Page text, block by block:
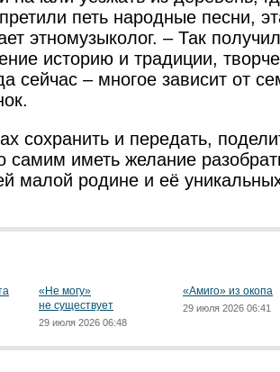
петь народные песни,
этномузыколог. – Так
историю и традиции,
сейчас – многое зависит от
сохранить и передать,
самим иметь желание
малой родине и её
«Не могу»
не существует
29 июля 2026 06:48
«Амиго» из окопа
29 июля 2026 06:41